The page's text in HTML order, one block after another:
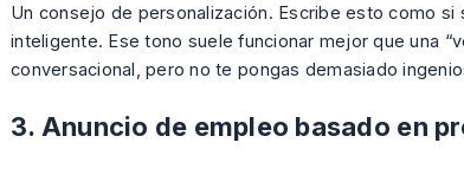
Un consejo de personalización. Escribe esto como si
inteligente. Ese tono suele funcionar mejor que una
conversacional, pero no te pongas demasiado
3. Anuncio de empleo basado en